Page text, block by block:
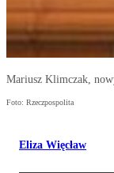
Mariusz Klimczak,
Foto: Rzeczpospolita
Eliza Więcław